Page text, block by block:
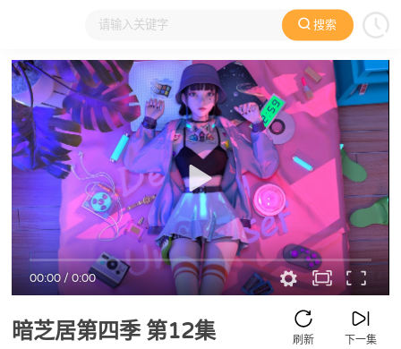
搜索
大家在看 日本动漫 国产动漫 欧美动漫 动漫电影
00:00/0:00
暗芝居第四季第12集 下一集
刷新